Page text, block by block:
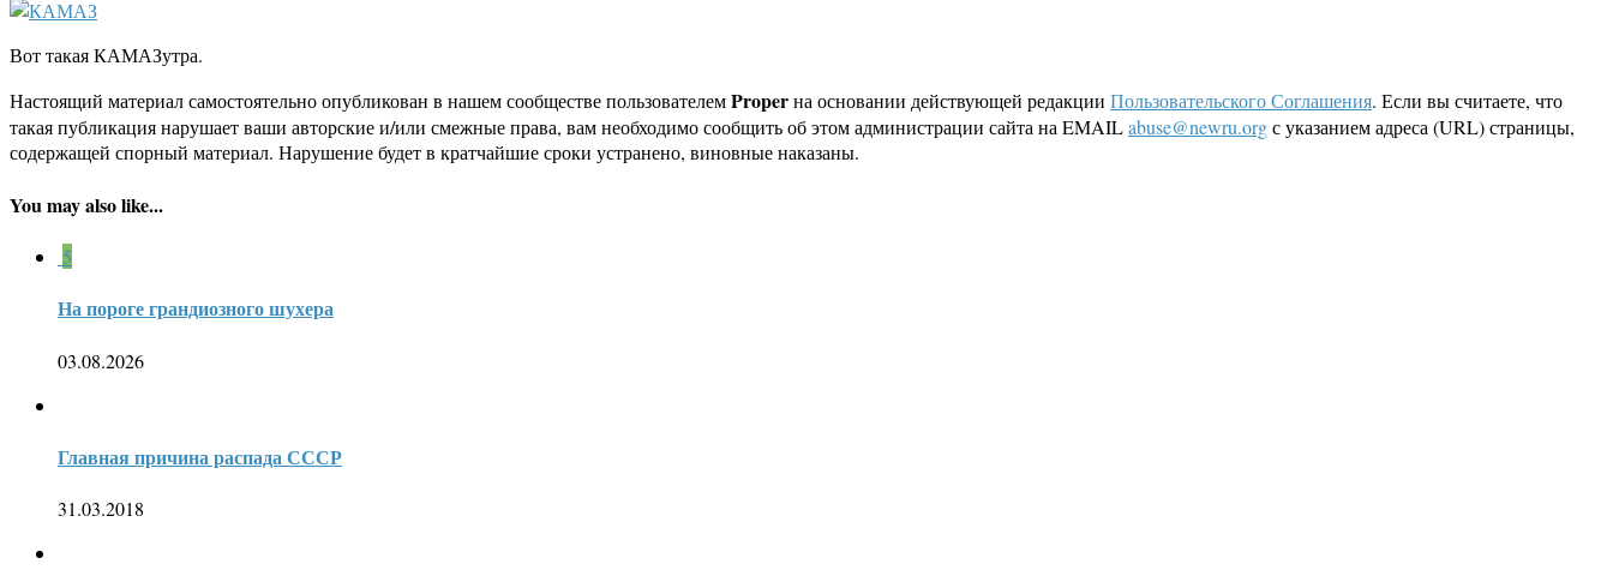
Вот такая КАМАЗутра.
Настоящий материал самостоятельно опубликован в нашем сообществе пользователемProperна основании действующей редакции Пользовательского Соглашения. Если вы считаете, что
такая публикация нарушает ваши авторские и/или смежные права, вам необходимо сообщить об этом администрации сайта на EMAILabuse@newru.orgс указанием адреса (URL) страницы,
содержащей спорный материал. Нарушение будет в кратчайшие сроки устранено, виновные наказаны.
You may also like...
5
На пороге грандиозного шухера
03.08.2026
Главная причина распада СССР
31.03.2018